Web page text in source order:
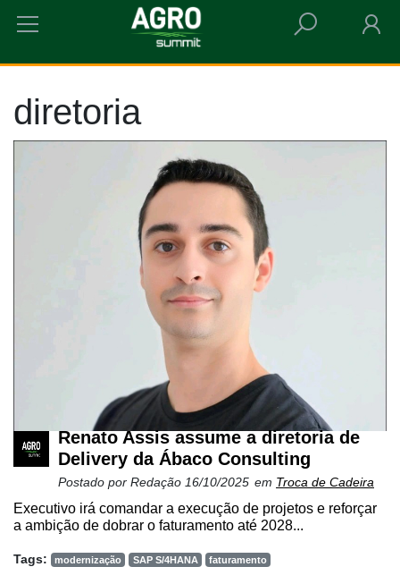
HOME DIRETORIA
diretoria
Renato Assis assume a diretoria de
Delivery da Ábaco Consulting
Postado por Redação 16/10/2025 em Troca de Cadeira
Executivo irá comandar a execução de projetos e reforçar
a ambição de dobrar o faturamento até 2028...
Tags: modernização SAP S/4HANA
faturamento